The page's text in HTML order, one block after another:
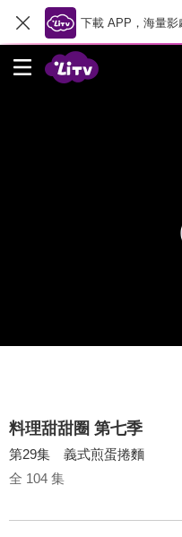
下載 APP，海量影
料理甜甜圈 第七季
第29集 義式煎蛋捲麵
全 104 集